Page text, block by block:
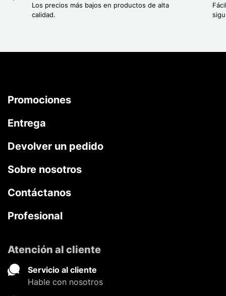
Los precios más bajos en productos de alta
calidad.
Promociones
Entrega
Devolver un pedido
Sobre nosotros
Contáctanos
Profesional
Atención al cliente
Servicio al cliente
Hable con nosotros